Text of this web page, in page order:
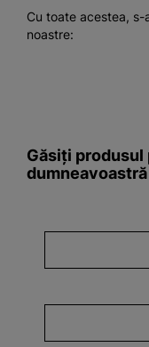
Cu toate acestea,
noastre:
Găsiți